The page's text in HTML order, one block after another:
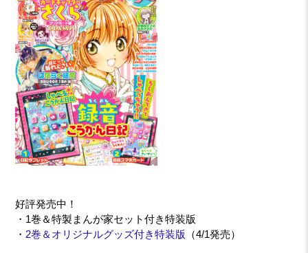
好評発売中！
・1巻＆特製まんが家セット付き特装版
・ 2巻＆オリジナルグッズ付き特装版 （4/1発売）